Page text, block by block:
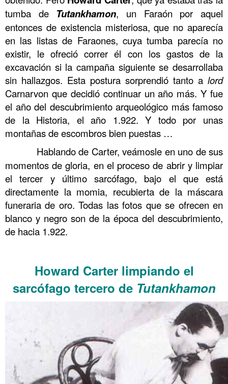
tumba de Tutankhamon, un Faraón por aquel
entonces de existencia misteriosa, que no aparecía
en las listas de Faraones, cuya tumba parecía no
existir, le ofreció correr él con los gastos de la
excavación si la campaña siguiente se desarrollaba
sin hallazgos. Esta postura sorprendió tanto a lord
Carnarvon que decidió continuar un año más. Y fue
el año del descubrimiento arqueológico más famoso
de la Historia, el año 1.922. Y todo por unas
montañas de escombros bien puestas …
Hablando de Carter, veámosle en uno de sus
momentos de gloria, en el proceso de abrir y limpiar
el tercer y último sarcófago, bajo el que está
directamente la momia, recubierta de la máscara
funeraria de oro. Todas las fotos que se ofrecen en
blanco y negro son de la época del descubrimiento,
de hacia 1.922.
Howard Carter limpiando el
sarcófago tercero de Tutankhamon